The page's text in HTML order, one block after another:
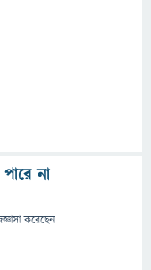
না
করেছেন